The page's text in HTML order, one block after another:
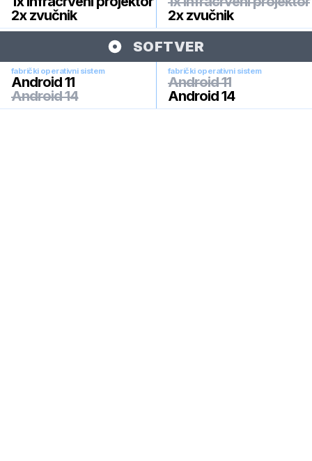
2x zvučnik
2x zvučnik
SOFTVER
fabrički operativni sistem
Android 11
Android 14
fabrički operativni sistem
Android 11
Android 14